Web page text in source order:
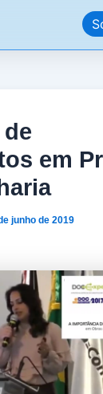
em
junho de 2019